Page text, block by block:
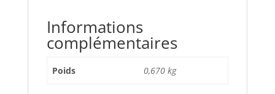
Informations
complémentaires
Poids 0,670 kg